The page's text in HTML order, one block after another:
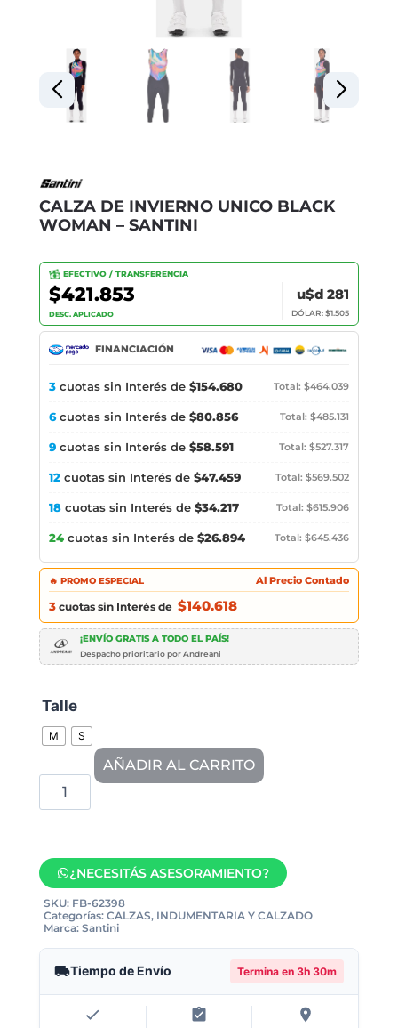
CALZA DE INVIERNO UNICO BLACK
WOMAN – SANTINI
EFECTIVO / TRANSFERENCIA
$421.853
DESC. APLICADO
u$d 281
DÓLAR: $1.505
FINANCIACIÓN
3 cuotas sin Interés de $154.680 Total: $464.039
6cuotas sin Interés de $80.856 Total: $485.131
9 cuotas sin Interés de $58.591 Total: $527.317
12 cuotas sin Interés de $47.459 Total: $569.502
18 cuotas sin Interés de $34.217 Total: $615.906
24 cuotas sin Interés de $26.894 Total: $645.436
🔥 PROMO ESPECIAL Al Precio Contado
3 cuotas sin Interés de $140.618
¡ENVÍO GRATIS A TODO EL PAÍS!
Despacho prioritario por Andreani
Talle
M S
AÑADIR AL CARRITO
¿NECESITÁS ASESORAMIENTO?
SKU: FB-62398
Categorías: CALZAS, INDUMENTARIA Y CALZADO
Marca: Santini
Tiempo de Envío Termina en 3h 30m